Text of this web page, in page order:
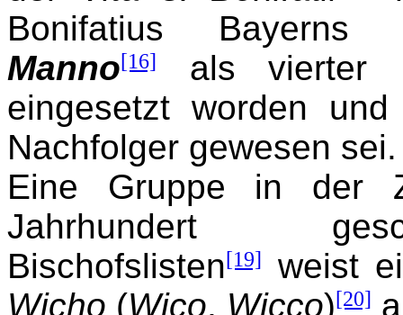
Bonifatius Bayerns
Manno[16]
als vierter
eingesetzt worden
Nachfolger gewesen sei.
Eine Gruppe in der
Jahrhundert
Bischofslisten[19]
weist
Wicho (Wico, Wicco)[20]